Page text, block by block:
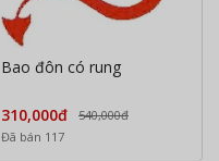
Bao đôn có rung
310,000đ
540,000đ
Đã bán 117